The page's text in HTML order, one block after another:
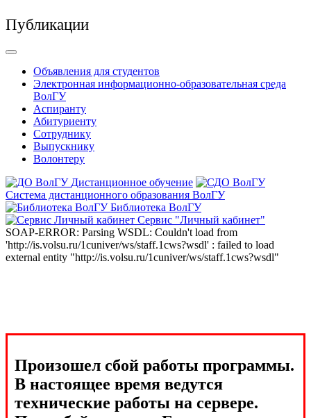
Публикации
Объявления для студентов
Электронная информационно-образовательная среда
ВолГУ
Аспиранту
Абитуриенту
Сотруднику
Выпускнику
Волонтеру
Дистанционное обучение
Система дистанционного образования ВолГУ
Библиотека ВолГУ
Сервис "Личный кабинет"
SOAP-ERROR: Parsing WSDL: Couldn't load from
'http://is.volsu.ru/1cuniver/ws/staff.1cws?wsdl' : failed to load
external entity "http://is.volsu.ru/1cuniver/ws/staff.1cws?wsdl"
Произошел сбой работы программы.
В настоящее время ведутся
технические работы на сервере.